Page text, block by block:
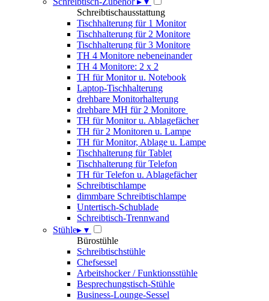
Schreibtischausstattung
Tischhalterung für 1 Monitor
Tischhalterung für 2 Monitore
Tischhalterung für 3 Monitore
TH 4 Monitore nebeneinander
TH 4 Monitore: 2 x 2
TH für Monitor u. Notebook
Laptop-Tischhalterung
drehbare Monitorhalterung
drehbare MH für 2 Monitore
TH für Monitor u. Ablagefächer
TH für 2 Monitoren u. Lampe
TH für Monitor, Ablage u. Lampe
Tischhalterung für Tablet
Tischhalterung für Telefon
TH für Telefon u. Ablagefächer
Schreibtischlampe
dimmbare Schreibtischlampe
Untertisch-Schublade
Schreibtisch-Trennwand
Stühle▸ ▾
Bürostühle
Schreibtischstühle
Chefsessel
Arbeitshocker / Funktionsstühle
Besprechungstisch-Stühle
Business-Lounge-Sessel